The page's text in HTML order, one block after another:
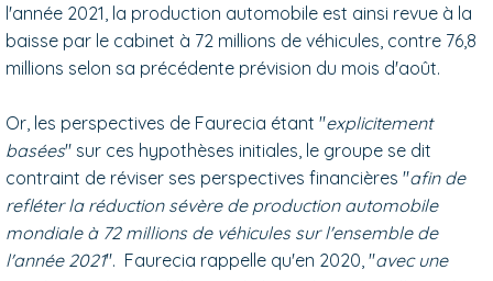
l'année 2021, la production automobile est ainsi revue à la
baisse par le cabinet à 72 millions de véhicules, contre 76,8
millions selon sa précédente prévision du mois d'août.
Or, les perspectives de Faurecia étant "explicitement
basées" sur ces hypothèses initiales, le groupe se dit
contraint de réviser ses perspectives financières "afin de
refléter la réduction sévère de production automobile
mondiale à 72 millions de véhicules sur l'ensemble de
l'année 2021". Faurecia rappelle qu'en 2020, "avec une